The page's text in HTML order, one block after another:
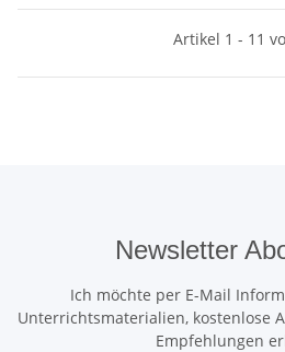
Artikel 1 - 11
Newsletter
Ich möchte per E-Mail
Unterrichtsmaterialien, kostenlose
Empfehlungen